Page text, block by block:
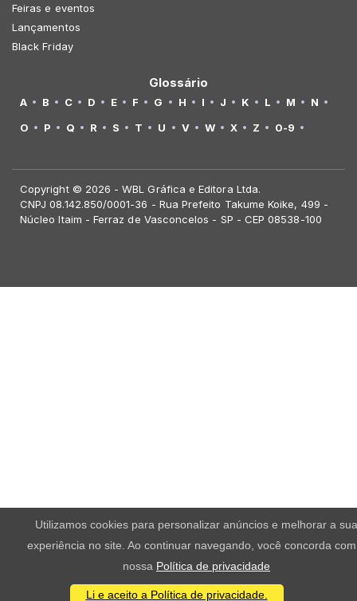
Feiras e eventos
Lançamentos
Black Friday
Glossário
A B C D E F G H I J K L M
N
O
P Q R S T U V W X Z 0-9
Copyright © 2026 - WBL Gráfica e Editora Ltda.
CNPJ 08.142.850/0001-36 - Rua Prefeito Takume Koike, 499 -
Núcleo Itaim - Ferraz de Vasconcelos - SP - CEP 08538-100
Utilizamos cookies para personalizar anúncios e melhorar a sua
experiência no site. Ao continuar navegando, você concorda
nossa Política de privacidade
Li e aceito a Política de privacidade.